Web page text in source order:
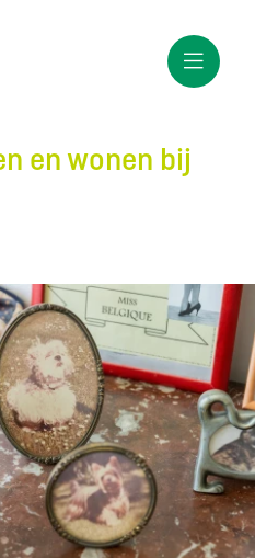
en wonen bij